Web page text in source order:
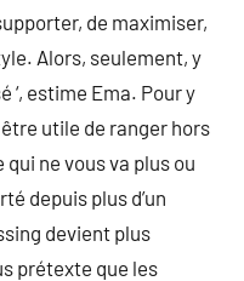
de maximiser,
Alors, seulement, y
‘, estime Ema. Pour y
utile de ranger hors
qui ne vous va plus ou
depuis plus d’un
devient plus
prétexte que les